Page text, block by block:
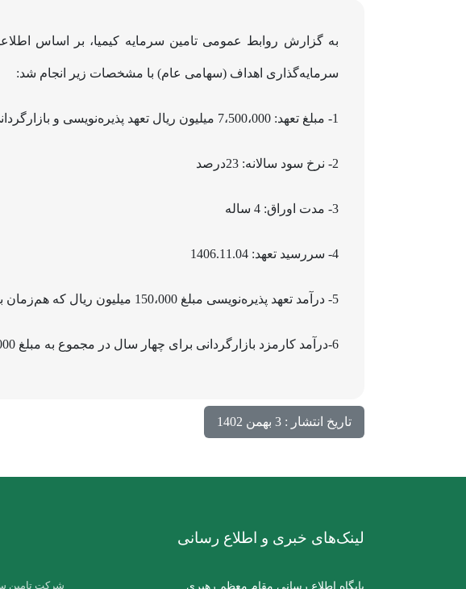
به گزارش روابط عمومی تامین سرمایه کیمیا، بر اساس
سرمایه‌گذاری اهداف (سهامی عام) با مشخصات زیر انجام شد:
1- مبلغ تعهد: 7،500،000 میلیون ریال تعهد پذیره‌نویسی و بازارگردانی اوراق
2- نرخ سود سالانه: 23درصد
3- مدت اوراق: 4 ساله
4- سررسید تعهد: 1406.11.04
5- درآمد تعهد پذیره‌نویسی مبلغ 150،000 میلیون ریال که هم‌زمان با ایفای تعهد شناسایی می‌شود.
6-درآمد کارمزد بازارگردانی برای چهار سال در مجموع به مبلغ 1،170،000 میلیون ریال که متناسب با دوره بازارگردانی شناسایی می‌شود.
تاریخ انتشار : 3 بهمن 1402
لینک‌های خبری و اطلاع رسانی
پایگاه اطلاع رسانی مقام معظم رهبری شرکت تامین